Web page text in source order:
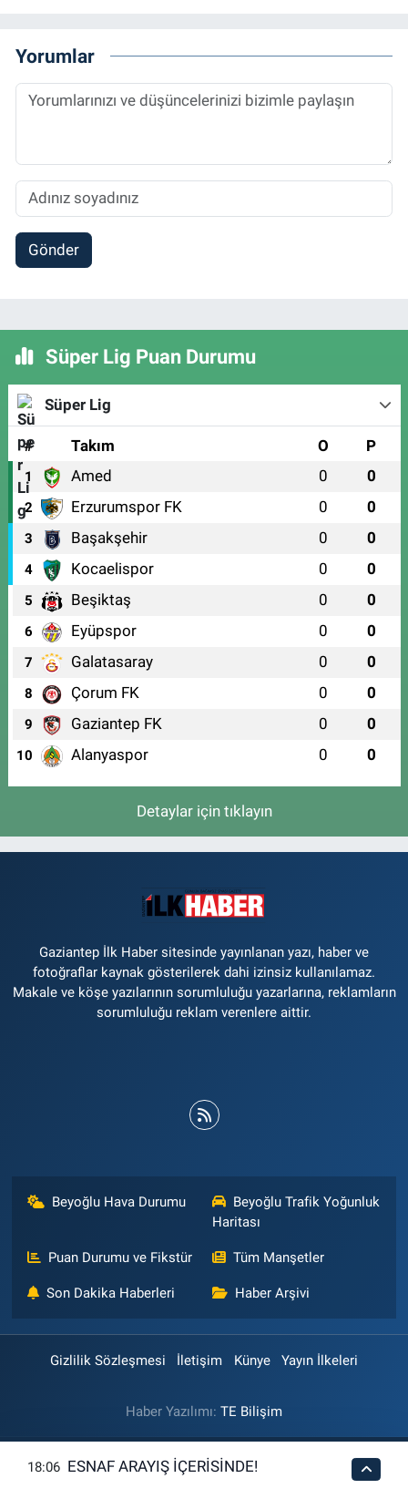
Yorumlar
Gönder
Süper Lig Puan Durumu
Süper Lig
# Takım O P
1 Amed 0 0
2 Erzurumspor FK 0 0
3 Başakşehir 0 0
4 Kocaelispor 0 0
5 Beşiktaş 0 0
6 Eyüpspor 0 0
7 Galatasaray 0 0
8 Çorum FK 0 0
9 Gaziantep FK 0 0
10 Alanyaspor 0 0
Detaylar için tıklayın
Gaziantep İlk Haber sitesinde yayınlanan yazı, haber ve
fotoğraflar kaynak gösterilerek dahi izinsiz kullanılamaz.
Makale ve köşe yazılarının sorumluluğu yazarlarına, reklamların
sorumluluğu reklam verenlere aittir.
Beyoğlu Hava Durumu
Beyoğlu Trafik Yoğunluk
Haritası
Puan Durumu ve Fikstür Tüm Manşetler
Son Dakika Haberleri Haber Arşivi
Gizlilik Sözleşmesi İletişim Künye Yayın İlkeleri
Haber Yazılımı: TE Bilişim
18:06 ESNAF ARAYIŞ İÇERİSİNDE!